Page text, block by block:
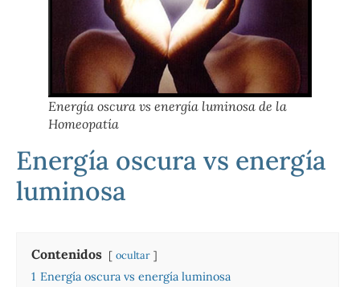
Energía oscura vs energía luminosa de la
Homeopatía
Energía oscura vs energía
luminosa
Contenidos ocultar
1 Energía oscura vs energía luminosa